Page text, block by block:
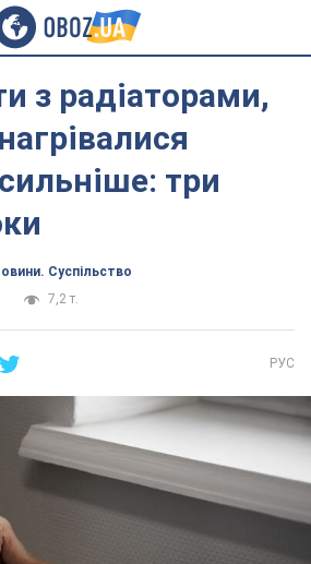
з радіаторами,
три
Суспільство
7,2 т.
РУС